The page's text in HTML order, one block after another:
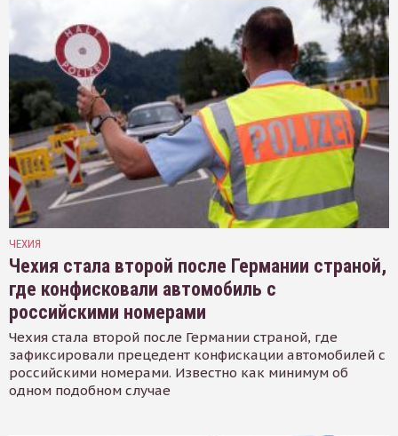
ЧЕХИЯ
Чехия стала второй после Германии страной,
где конфисковали автомобиль с
российскими номерами
Чехия стала второй после Германии страной, где
зафиксировали прецедент конфискации автомобилей с
российскими номерами. Известно как минимум об
одном подобном случае